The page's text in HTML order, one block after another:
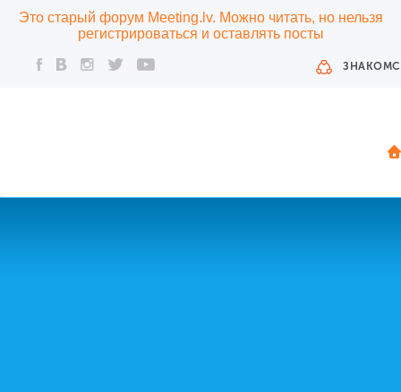
Это старый форум Meeting.lv. Можно читать, но нельзя
регистрироваться и оставлять посты